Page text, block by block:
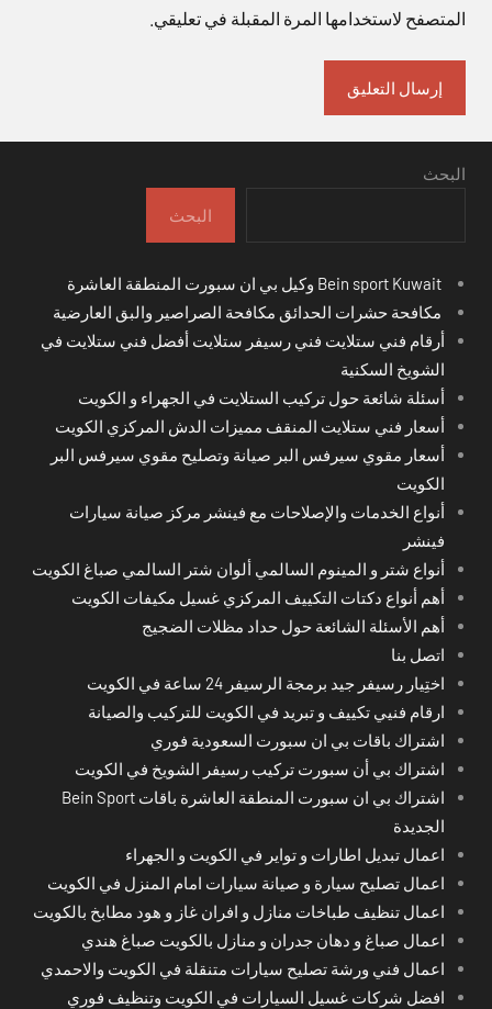
المتصفح لاستخدامها المرة المقبلة في تعليقي.
البحث
البحث
مكافحة حشرات الحدائق مكافحة الصراصير والبق العارضية
أرقام فني ستلايت فني رسيفر ستلايت أفضل فني ستلايت في
الشويخ السكنية
أسئلة شائعة حول تركيب الستلايت في الجهراء و الكويت
أسعار فني ستلايت المنقف مميزات الدش المركزي الكويت
أسعار مقوي سيرفس البر صيانة وتصليح مقوي سيرفس البر
الكويت
أنواع الخدمات والإصلاحات مع فينشر مركز صيانة سيارات
فينشر
أنواع شتر و المينوم السالمي ألوان شتر السالمي صباغ الكويت
أهم أنواع دكتات التكييف المركزي غسيل مكيفات الكويت
أهم الأسئلة الشائعة حول حداد مظلات الضجيج
اتصل بنا
اختِيار رسيفر جيد برمجة الرسيفر 24 ساعة في الكويت
ارقام فنيي تكييف و تبريد في الكويت للتركيب والصيانة
اشتراك باقات بي ان سبورت السعودية فوري
اشتراك بي أن سبورت تركيب رسيفر الشويخ في الكويت
اشتراك بي ان سبورت المنطقة العاشرة باقات Bein Sport
الجديدة
اعمال تبديل اطارات و تواير في الكويت و الجهراء
اعمال تصليح سيارة و صيانة سيارات امام المنزل في الكويت
اعمال تنظيف طباخات منازل و افران غاز و هود مطابخ بالكويت
اعمال صباغ و دهان جدران و منازل بالكويت صباغ هندي
اعمال فني ورشة تصليح سيارات متنقلة في الكويت والاحمدي
افضل شركات غسيل السيارات في الكويت وتنظيف فوري